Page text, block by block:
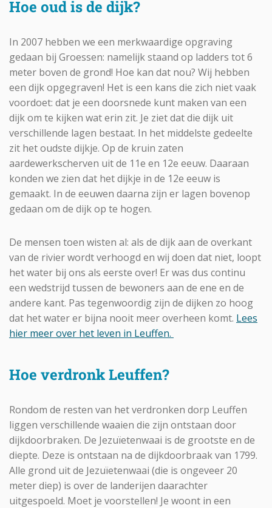
Hoe oud is de dijk?
In 2007 hebben we een merkwaardige opgraving
gedaan bij Groessen: namelijk staand op ladders tot 6
meter boven de grond! Hoe kan dat nou? Wij hebben
een dijk opgegraven! Het is een kans die zich niet vaak
voordoet: dat je een doorsnede kunt maken van een
dijk om te kijken wat erin zit. Je ziet dat die dijk uit
verschillende lagen bestaat. In het middelste gedeelte
zit het oudste dijkje. Op de kruin zaten
aardewerkscherven uit de 11e en 12e eeuw. Daaraan
konden we zien dat het dijkje in de 12e eeuw is
gemaakt. In de eeuwen daarna zijn er lagen bovenop
gedaan om de dijk op te hogen.
De mensen toen wisten al: als de dijk aan de overkant
van de rivier wordt verhoogd en wij doen dat niet, loopt
het water bij ons als eerste over! Er was dus continu
een wedstrijd tussen de bewoners aan de ene en de
andere kant. Pas tegenwoordig zijn de dijken zo hoog
dat het water er bijna nooit meer overheen komt. Lees
hier meer over het leven in Leuffen.
Hoe verdronk Leuffen?
Rondom de resten van het verdronken dorp Leuffen
liggen verschillende waaien die zijn ontstaan door
dijkdoorbraken. De Jezuïetenwaai is de grootste en de
diepte. Deze is ontstaan na de dijkdoorbraak van 1799.
Alle grond uit de Jezuïetenwaai (die is ongeveer 20
meter diep) is over de landerijen daarachter
uitgespoeld. Moet je voorstellen! Je woont in een